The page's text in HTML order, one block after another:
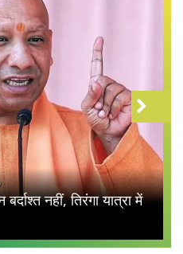
नहीं, तिरंगा यात्रा में